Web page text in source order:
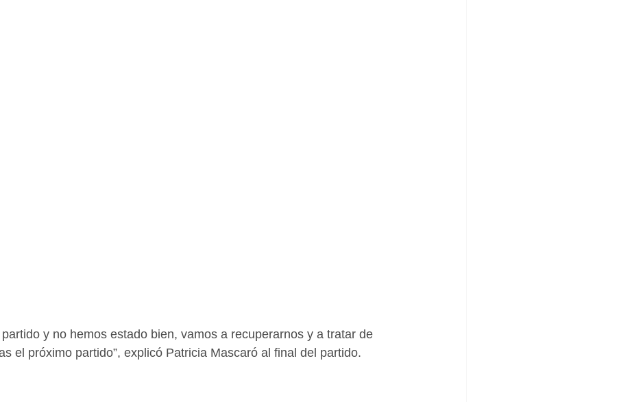
y no hemos estado bien, vamos a recuperarnos y a tratar de
el próximo partido”, explicó Patricia Mascaró al final del partido.